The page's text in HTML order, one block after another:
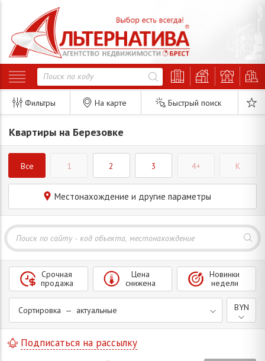
Фильтры На карте Быстрый поиск
Квартиры на Березовке
Все 1 2 3 4+ K
Местонахождение и другие параметры
Сортировка — актуальные
Срочная
продажа
Цена
снижена
Новинки
недели
BYN
Подписаться на рассылку